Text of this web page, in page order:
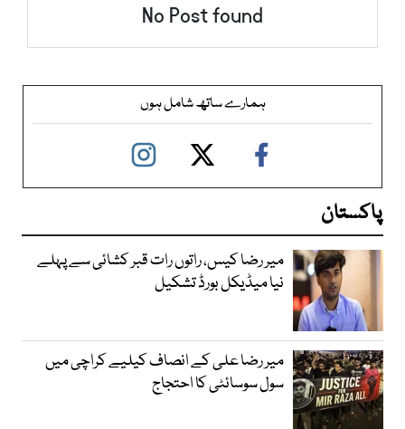
No Post found
ہمارے ساتھ شامل ہوں
پاکستان
میر رضا کیس، راتوں رات قبر کشائی سے پہلے
نیا میڈیکل بورڈ تشکیل
میر رضا علی کے انصاف کیلیے کراچی میں
سول سوسائٹی کا احتجاج